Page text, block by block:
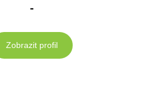
-
Zobrazit profil